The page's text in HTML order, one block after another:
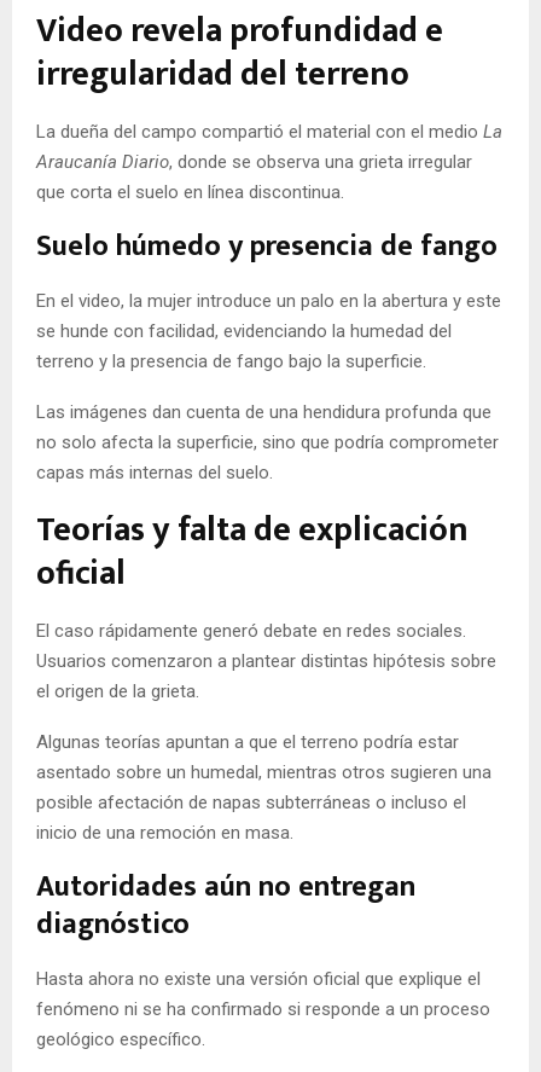
Video revela profundidad e
irregularidad del terreno
La dueña del campo compartió el material con el medio La
Araucanía Diario, donde se observa una grieta irregular
que corta el suelo en línea discontinua.
Suelo húmedo y presencia de fango
En el video, la mujer introduce un palo en la abertura y este
se hunde con facilidad, evidenciando la humedad del
terreno y la presencia de fango bajo la superficie.
Las imágenes dan cuenta de una hendidura profunda que
no solo afecta la superficie, sino que podría comprometer
capas más internas del suelo.
Teorías y falta de explicación
oficial
El caso rápidamente generó debate en redes sociales.
Usuarios comenzaron a plantear distintas hipótesis sobre
el origen de la grieta.
Algunas teorías apuntan a que el terreno podría estar
asentado sobre un humedal, mientras otros sugieren una
posible afectación de napas subterráneas o incluso el
inicio de una remoción en masa.
Autoridades aún no entregan
diagnóstico
Hasta ahora no existe una versión oficial que explique el
fenómeno ni se ha confirmado si responde a un proceso
geológico específico.